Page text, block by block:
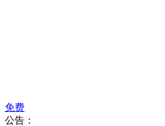
免费
公告：